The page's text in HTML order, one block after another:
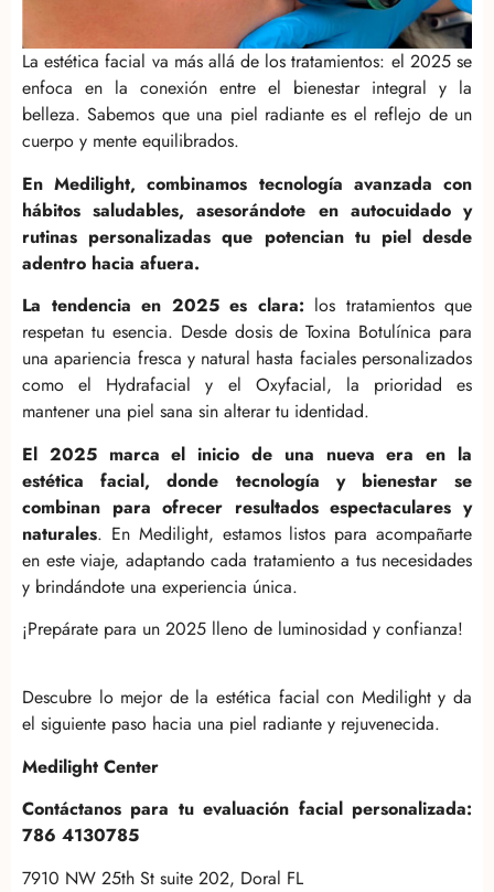
La estética facial va más allá de los tratamientos: el 2025 se
enfoca en la conexión entre el bienestar integral y la
belleza. Sabemos que una piel radiante es el reflejo de un
cuerpo y mente equilibrados.
En Medilight, combinamos tecnología avanzada con
hábitos saludables, asesorándote en autocuidado y
rutinas personalizadas que potencian tu piel desde
adentro hacia afuera.
La tendencia en 2025 es clara: los tratamientos que
respetan tu esencia. Desde dosis de Toxina Botulínica para
una apariencia fresca y natural hasta faciales personalizados
como el Hydrafacial y el Oxyfacial, la prioridad es
mantener una piel sana sin alterar tu identidad.
El 2025 marca el inicio de una nueva era en la
estética facial, donde tecnología y bienestar se
combinan para ofrecer resultados espectaculares y
naturales. En Medilight, estamos listos para acompañarte
en este viaje, adaptando cada tratamiento a tus necesidades
y brindándote una experiencia única.
¡Prepárate para un 2025 lleno de luminosidad y confianza!
Descubre lo mejor de la estética facial con Medilight y da
el siguiente paso hacia una piel radiante y rejuvenecida.
Medilight Center
Contáctanos para tu evaluación facial personalizada:
786 4130785
7910 NW 25th St suite 202, Doral FL